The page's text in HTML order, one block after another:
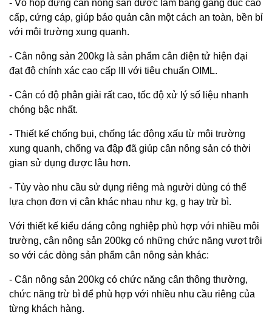
- Vỏ hộp đựng cân nông sản được làm bằng gang đúc cao
cấp, cứng cáp, giúp bảo quản cân một cách an toàn, bền bỉ
với môi trường xung quanh.
- Cân nông sản 200kg là sản phẩm cân điện tử hiện đại
đạt độ chính xác cao cấp III với tiêu chuẩn OIML.
- Cân có độ phân giải rất cao, tốc độ xử lý số liệu nhanh
chóng bậc nhất.
- Thiết kế chống bụi, chống tác động xấu từ môi trường
xung quanh, chống va đập đã giúp cân nông sản có thời
gian sử dụng được lâu hơn.
- Tùy vào nhu cầu sử dụng riêng mà người dùng có thể
lựa chọn đơn vị cân khác nhau như kg, g hay trừ bì.
Với thiết kế kiểu dáng công nghiệp phù hợp với nhiều môi
trường, cân nông sản 200kg có những chức năng vượt trội
so với các dòng sản phẩm cân nông sản khác:
- Cân nông sản 200kg có chức năng cân thông thường,
chức năng trừ bì để phù hợp với nhiều nhu cầu riêng của
từng khách hàng.